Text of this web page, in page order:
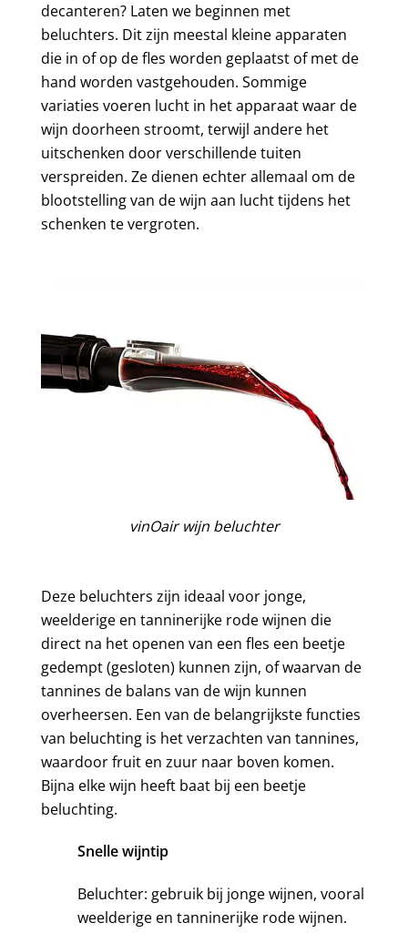
decanteren? Laten we beginnen met
beluchters. Dit zijn meestal kleine apparaten
die in of op de fles worden geplaatst of met de
hand worden vastgehouden. Sommige
variaties voeren lucht in het apparaat waar de
wijn doorheen stroomt, terwijl andere het
uitschenken door verschillende tuiten
verspreiden. Ze dienen echter allemaal om de
blootstelling van de wijn aan lucht tijdens het
schenken te vergroten.
vinOair wijn beluchter
Deze beluchters zijn ideaal voor jonge,
weelderige en tanninerijke rode wijnen die
direct na het openen van een fles een beetje
gedempt (gesloten) kunnen zijn, of waarvan de
tannines de balans van de wijn kunnen
overheersen. Een van de belangrijkste functies
van beluchting is het verzachten van tannines,
waardoor fruit en zuur naar boven komen.
Bijna elke wijn heeft baat bij een beetje
beluchting.
Snelle wijntip
Beluchter: gebruik bij jonge wijnen, vooral
weelderige en tanninerijke rode wijnen.